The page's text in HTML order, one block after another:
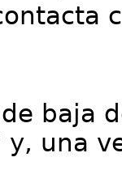
baja
y, una